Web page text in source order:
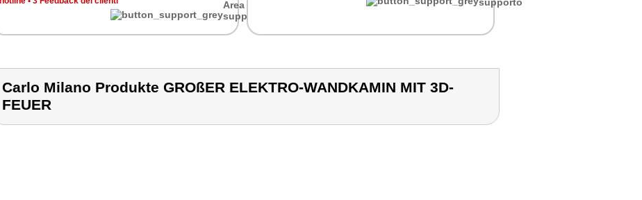
Area di
supporto
Carlo Milano Produkte GROßER ELEKTRO-WANDKAMIN MIT 3D-
FEUER